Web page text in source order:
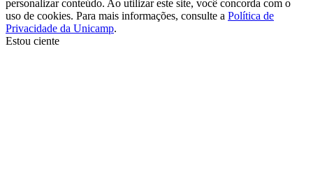
personalizar conteúdo. Ao utilizar este site, você concorda com o
uso de cookies. Para mais informações, consulte a Política de
Privacidade da Unicamp.
Estou ciente